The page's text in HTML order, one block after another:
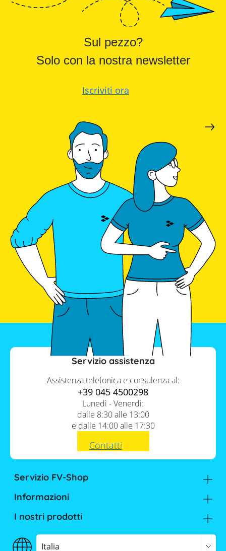
Contenuto
La potenza nominale e il suo falso
mito
2. Il coefficiente di temperatura
4. Il livello di degradazione dei
5. Non dimentichiamoci della
Sul pezzo?
Solo con la nostra newsletter
Iscriviti ora
Servizio assistenza
Assistenza telefonica e consulenza al:
+39 045 4500298
Lunedì - Venerdì:
dalle 8:30 alle 13:00
e dalle 14:00 alle 17:30
Contatti
Servizio FV-Shop
Memodo Academy
Assistenza e supporto tecnico
FAQ
Informazioni
Dove potete trovarci
Lavora con noi
I nostri prodotti
Tabelle comparative materiale fotovoltaico
Italia